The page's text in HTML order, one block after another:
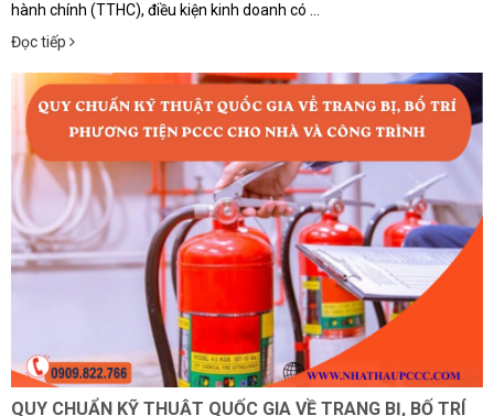
hành chính (TTHC), điều kiện kinh doanh có ...
Đọc tiếp
QUY CHUẨN KỸ THUẬT QUỐC GIA VỀ TRANG BỊ, BỐ TRÍ